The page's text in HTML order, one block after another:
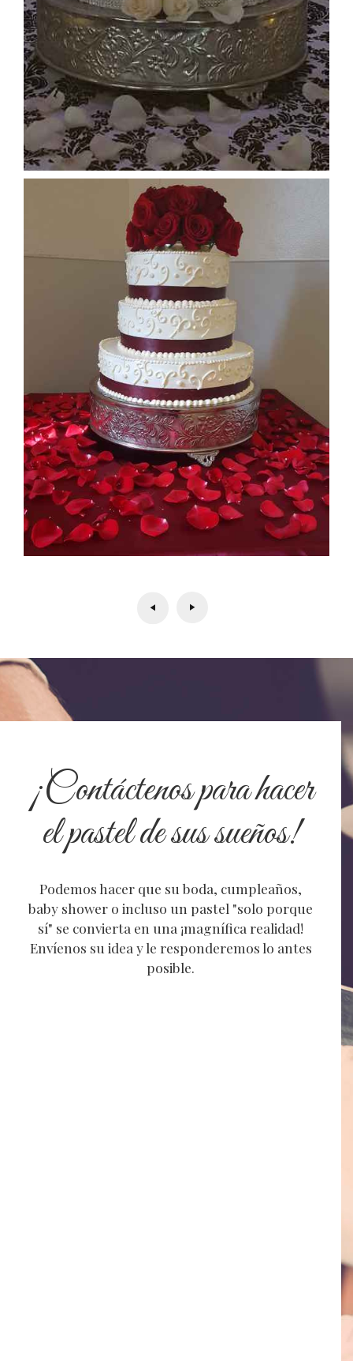
¡Contáctenos para hacer
el pastel de sus sueños!
Podemos hacer que su boda, cumpleaños,
baby shower o incluso un pastel "solo porque
sí" se convierta en una ¡magnífica realidad!
Envíenos su idea y le responderemos lo antes
posible.